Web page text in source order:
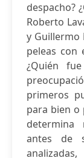
despacho?
Roberto
y Guillermo
peleas con
¿Quién
primeros
para bien o
determina
antes de